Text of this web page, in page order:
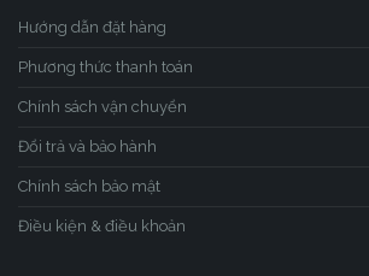
Hướng dẫn đặt hàng
Phương thức thanh toán
Chính sách vận chuyển
Đổi trả và bảo hành
Chính sách bảo mật
Điều kiện & điều khoản